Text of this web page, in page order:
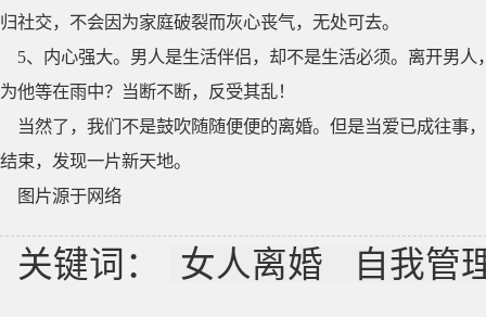
归社交，不会因为家庭破裂而灰心丧气，无处可去。
5、内心强大。男人是生活伴侣，却不是生活必须。离开男
为他等在雨中？当断不断，反受其乱！
当然了，我们不是鼓吹随随便便的离婚。但是当爱已成往事
结束，发现一片新天地。
图片源于网络
关键词： 女人离婚 自我管